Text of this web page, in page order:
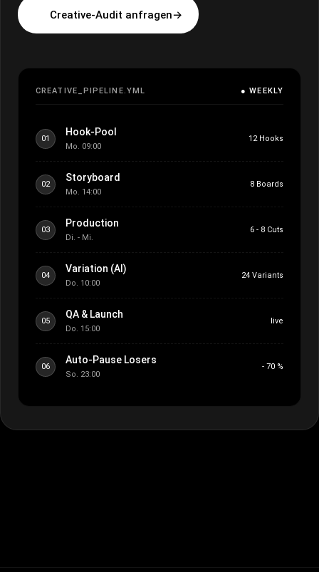
Creative-Audit anfragen→
CREATIVE_PIPELINE.YML ● WEEKLY
01
Hook-Pool
Mo. 09:00
12 Hooks
02
Storyboard
Mo. 14:00
8 Boards
03
Production
Di. - Mi.
6 - 8 Cuts
04
Variation (AI)
Do. 10:00
24 Variants
05
QA & Launch
Do. 15:00
live
06
Auto-Pause Losers
So. 23:00
- 70 %